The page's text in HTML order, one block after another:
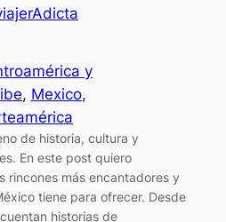
y
, Mexico
de historia, cultura y
En este post quiero
rincones más encantadores y
tiene para ofrecer. Desde
historias de